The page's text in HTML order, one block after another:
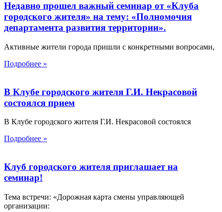
Недавно прошел важный семинар от «Клуба
городского жителя» на тему: «Полномочия
департамента развития территории».
Активные жители города пришли с конкретными вопросами,
Подробнее »
В Клубе городского жителя Г.И. Некрасовой
состоялся прием
В Клубе городского жителя Г.И. Некрасовой состоялся
Подробнее »
Клуб городского жителя приглашает на
семинар!
Тема встречи: «Дорожная карта смены управляющей
организации: